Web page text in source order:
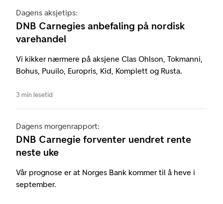
Dagens aksjetips:
DNB Carnegies anbefaling på nordisk
varehandel
Vi kikker nærmere på aksjene Clas Ohlson, Tokmanni,
Bohus, Puuilo, Europris, Kid, Komplett og Rusta.
3 min lesetid
Dagens morgenrapport:
DNB Carnegie forventer uendret rente
neste uke
Vår prognose er at Norges Bank kommer til å heve i
september.